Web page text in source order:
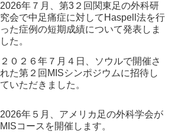
2026年７月、第3２回関東足の外科研
究会で中足痛症に対してHaspell法を行
った症例の短期成績について発表しま
した。
２０２６年７月４日、ソウルで開催さ
れた第２回MISシンポジウムに招待し
ていただきました。
2026年５月、アメリカ足の外科学会が
MISコースを開催します。